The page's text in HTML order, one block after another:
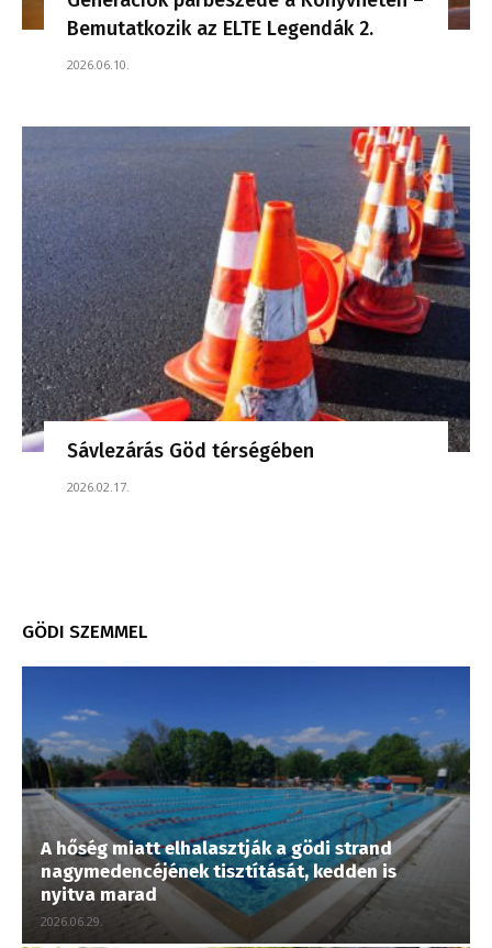
Bemutatkozik az ELTE Legendák 2.
2026.06.10.
Sávlezárás Göd térségében
2026.02.17.
GÖDI SZEMMEL
A hőség miatt elhalasztják a gödi strand
nagymedencéjének tisztítását, kedden is
nyitva marad
2026.06.29.